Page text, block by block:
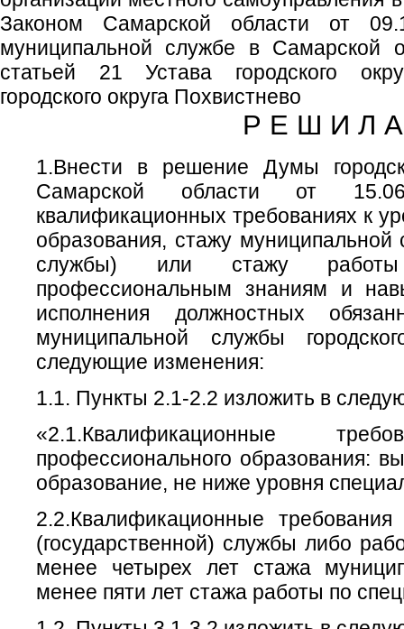
Законом Самарской области от
муниципальной службе в Самарской
статьей 21 Устава городского
городского округа Похвистнево
Р Е Ш И Л
1.Внести в решение Думы
Самарской области от
квалификационных требованиях к
образования, стажу муниципальной
службы) или стажу работы
профессиональным знаниям и
исполнения должностных
муниципальной службы
следующие изменения:
1.1. Пункты 2.1-2.2 изложить в
«2.1.Квалификационные
профессионального образования:
образование, не ниже уровня
2.2.Квалификационные
(государственной) службы либо
менее четырех лет стажа
менее пяти лет стажа работы по